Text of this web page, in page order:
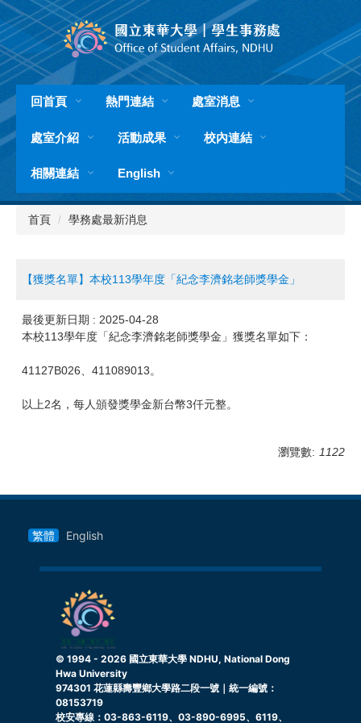
跳
到
主
要
內
容
區
回首頁 熱門連結 處室消息
處室介紹 活動成果 校內連結
相關連結 English
首頁 學務處最新消息
【獲獎名單】本校113學年度「紀念李濟銘老師獎學金」
最後更新日期 : 2025-04-28
本校113學年度「紀念李濟銘老師獎學金」獲獎名單如下：
41127B026、411089013。
以上2名，每人頒發獎學金新台幣3仟元整。
瀏覽數: 1122
繁體 English
© 1994 - 2026 國立東華大學 NDHU, National Dong
Hwa University
974301 花蓮縣壽豐鄉大學路二段一號｜統一編號：
08153719
校安專線：03-863-6119、03-890-6995、6119、